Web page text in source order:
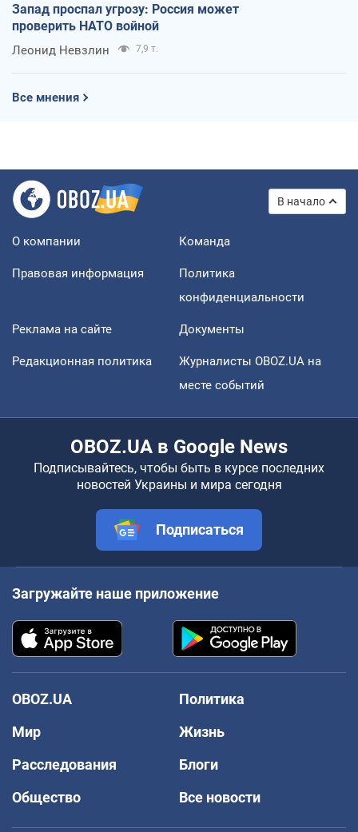
Запад проспал угрозу: Россия может
проверить НАТО войной
Леонид Невзлин 7,9 т.
Все мнения
В начало
О компании Команда
Правовая информация
Политика
конфиденциальности
Реклама на сайте Документы
Редакционная политика
Журналисты OBOZ.UA на
месте событий
OBOZ.UA в Google News
Подписывайтесь, чтобы быть в курсе последних
новостей Украины и мира сегодня
Подписаться
Загружайте наше приложение
OBOZ.UA
Политика
Мир
Жизнь
Расследования
Блоги
Общество
Все новости